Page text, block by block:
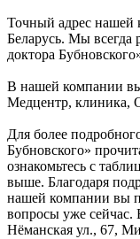
Точный адрес нашей
Беларусь. Мы всегда
доктора
В нашей компании
Медцентр, клиника,
Для более
Бубновского»
ознакомьтесь с
выше. Благодаря
нашей компании вы
вопросы уже сейчас.
Нёманская ул., 67,